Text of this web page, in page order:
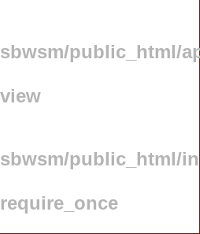
public_html/
public_html/